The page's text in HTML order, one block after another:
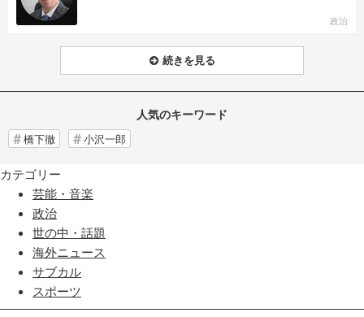
政治
続きを見る
人気のキーワード
橋下徹 小沢一郎
カテゴリー
芸能・音楽
政治
世の中・話題
海外ニュース
サブカル
スポーツ